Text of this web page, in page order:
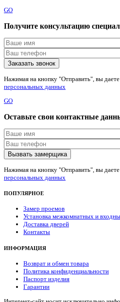
GO
Получите консультацию
Нажимая на кнопку "Отправить", вы даете
персональных данных
GO
Оставьте свои контактные
Нажимая на кнопку "Отправить", вы даете
персональных данных
ПОПУЛЯРНОЕ
Замер проемов
Установка межкомнатных и
Доставка дверей
Контакты
ИНФОРМАЦИЯ
Возврат и обмен товара
Политика конфиденциальности
Паспорт изделия
Гарантии